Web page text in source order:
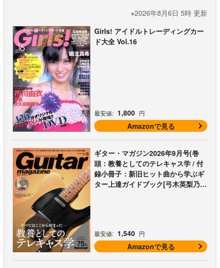
※2026年8月6日 5時 更新
Girls! アイドルトレーディングカー
ド大全 Vol.16
最安値: 1,800 円
Amazonで見る
ギター・マガジン2026年9月号(巻
頭：教養としてのテレキャス学 / 付
録小冊子：新旧ヒット曲から学ぶギ
ター上達ガイドブック[弓木英梨乃の
最安値: 1,540 円
Amazonで見る